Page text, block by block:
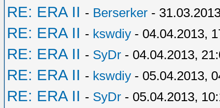
RE: ERA II - Berserker -
RE: ERA II - kswdiy - 04.04.2013,
RE: ERA II - SyDr - 04.04.2013,
RE: ERA II - kswdiy - 05.04.2013,
RE: ERA II - SyDr - 05.04.2013,